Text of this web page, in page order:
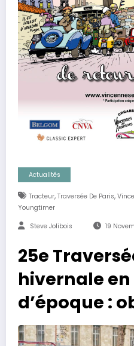
Actualités
Tracteur, Traversée De Paris,
Youngtimer
Steve Jolibois 19
25e
hivernale
d’époque :